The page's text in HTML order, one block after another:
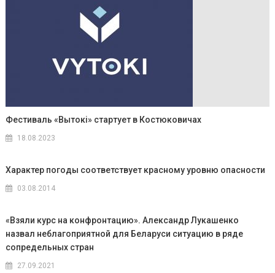
Фестиваль «Вытокi» стартует в Костюковичах
18.08.2023
Характер погоды соответствует красному уровню опасности
03.08.2014
«Взяли курс на конфронтацию». Александр Лукашенко
назвал неблагоприятной для Беларуси ситуацию в ряде
сопредельных стран
27.09.2021